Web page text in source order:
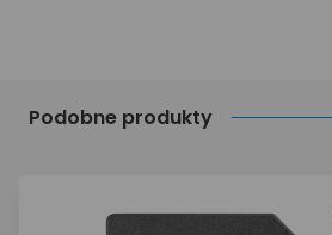
Podobne produkty